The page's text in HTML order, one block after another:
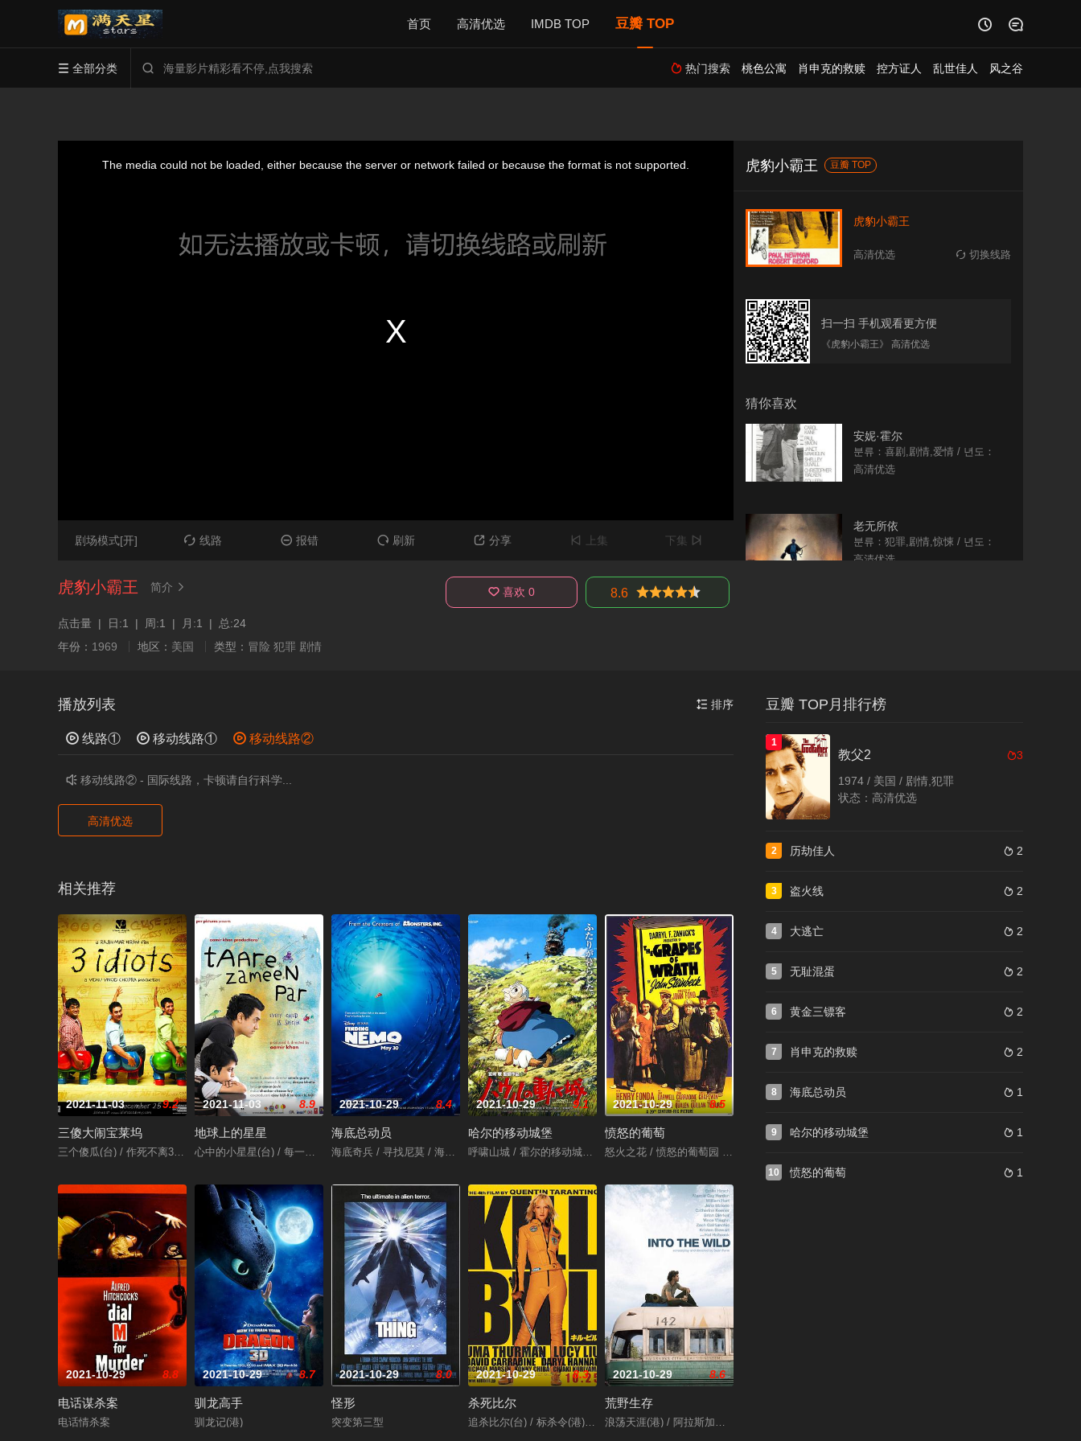
首页 高清优选 IMDB TOP 豆瓣 TOP  
 全部分类   热门搜索 桃色公寓 肖申克的救赎 控方证人 乱世佳人 风之谷
剧场模式[开]  线路  报错  刷新  分享  上集 下集 
虎豹小霸王 豆瓣 TOP
虎豹小霸王
 切换线路
高清优选
扫一扫 手机观看更方便
《虎豹小霸王》 高清优选
猜你喜欢
安妮·霍尔
분류：喜剧,剧情,爱情 / 년도：
1977
高清优选
老无所依
분류：犯罪,剧情,惊悚 / 년도：
2007
高清优选
野战排
荒野生存
虎豹小霸王 简介  8.6
推荐力荐
 喜欢 0
点击量 | 日:1 | 周:1 | 月:1 | 总:24
年份： 1969 地区： 美国 类型： 冒险 犯罪 剧情
 排序
播放列表
 线路①  移动线路①  移动线路②
 移动线路② - 国际线路，卡顿请自行科学...
高清优选
相关推荐
2021-11-03 9.2
三傻大闹宝莱坞
三个傻瓜(台) / 作死不离3兄弟(港) / 三个白痴 / 三个傻蛋 / 三个呆瓜 / 三生万悟 / 寻找兰彻 / Three Idiots
2021-11-03 8.9
地球上的星星
心中的小星星(台) / 每一个孩子都是特别的 / तारे ज़मीन पर / Like Stars on Earth
2021-10-29 8.4
海底总动员
海底奇兵 / 寻找尼莫 / 海底总动员3D / Finding Nemo 3D
2021-10-29 9.1
哈尔的移动城堡
呼啸山城 / 霍尔的移动城堡 / 豪尔的机动城堡 / Howl's Moving Castle / Hauru no ugoku shiro
2021-10-29 8.5
愤怒的葡萄
怒火之花 / 愤怒的葡萄园 / 愤怒的葡萄
2021-10-29 8.8
电话谋杀案
电话情杀案
2021-10-29 8.7
驯龙高手
驯龙记(港)
2021-10-29 8.0
怪形
突变第三型
2021-10-29 8.3
杀死比尔
追杀比尔(台) / 标杀令(港) / 杀死比尔：第一卷
2021-10-29 8.6
荒野生存
浪荡天涯(港) / 阿拉斯加之死(台) / 荒野伴我心
豆瓣 TOP月排行榜
1
3
教父2
1974 / 美国 / 剧情,犯罪
状态：高清优选
2  2
历劫佳人
3  2
盗火线
4  2
大逃亡
5  2
无耻混蛋
6  2
黄金三镖客
7  2
肖申克的救赎
8  1
海底总动员
9  1
哈尔的移动城堡
10  1
愤怒的葡萄